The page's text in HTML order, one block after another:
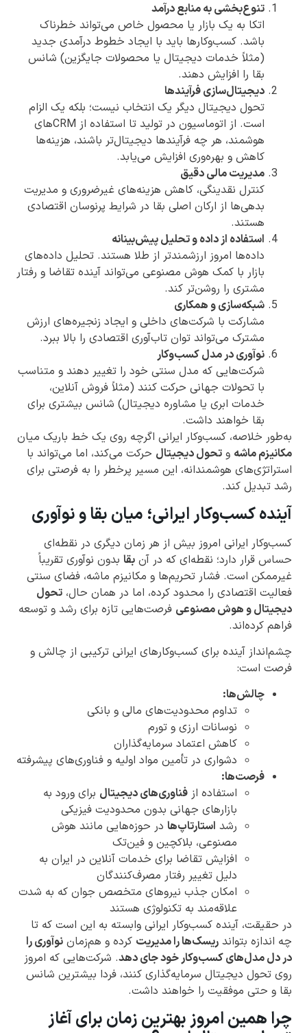
تنوع‌بخشی به منابع درآمد
اتکا به یک بازار یا محصول خاص می‌تواند خطرناک
باشد. کسب‌وکارها باید با ایجاد خطوط درآمدی جدید
(مثلاً خدمات دیجیتال یا محصولات جایگزین) شانس
بقا را افزایش دهند.
دیجیتال‌سازی فرآیندها
تحول دیجیتال دیگر یک انتخاب نیست؛ بلکه یک الزام
است. از اتوماسیون در تولید تا استفاده از CRMهای
هوشمند، هر چه فرآیندها دیجیتال‌تر باشند، هزینه‌ها
کاهش و بهره‌وری افزایش می‌یابد.
مدیریت مالی دقیق
کنترل نقدینگی، کاهش هزینه‌های غیرضروری و مدیریت
بدهی‌ها از ارکان اصلی بقا در شرایط پرنوسان اقتصادی
هستند.
استفاده از داده و تحلیل پیش‌بینانه
داده‌ها امروز ارزشمندتر از طلا هستند. تحلیل داده‌های
بازار با کمک هوش مصنوعی می‌تواند آینده تقاضا و رفتار
مشتری را روشن‌تر کند.
شبکه‌سازی و همکاری
مشارکت با شرکت‌های داخلی و ایجاد زنجیره‌های ارزش
مشترک می‌تواند توان تاب‌آوری اقتصادی را بالا ببرد.
نوآوری در مدل کسب‌وکار
شرکت‌هایی که مدل سنتی خود را تغییر دهند و متناسب
با تحولات جهانی حرکت کنند (مثلاً فروش آنلاین،
خدمات ابری یا مشاوره دیجیتال) شانس بیشتری برای
بقا خواهند داشت.
به‌طور خلاصه، کسب‌وکار ایرانی اگرچه روی یک خط باریک میان
مکانیزم ماشه و تحول دیجیتال حرکت می‌کند، اما می‌تواند با
استراتژی‌های هوشمندانه، این مسیر پرخطر را به فرصتی برای
رشد تبدیل کند.
آینده کسب‌وکار ایرانی؛ میان بقا و نوآوری
کسب‌وکار ایرانی امروز بیش از هر زمان دیگری در نقطه‌ای
حساس قرار دارد؛ نقطه‌ای که در آن بقا بدون نوآوری تقریباً
غیرممکن است. فشار تحریم‌ها و مکانیزم ماشه، فضای سنتی
فعالیت اقتصادی را محدود کرده، اما در همان حال، تحول
دیجیتال و هوش مصنوعی فرصت‌هایی تازه برای رشد و توسعه
فراهم کرده‌اند.
چشم‌انداز آینده برای کسب‌وکارهای ایرانی ترکیبی از چالش و
فرصت است:
چالش‌ها:
تداوم محدودیت‌های مالی و بانکی
نوسانات ارزی و تورم
کاهش اعتماد سرمایه‌گذاران
دشواری در تأمین مواد اولیه و فناوری‌های پیشرفته
فرصت‌ها:
استفاده از فناوری‌های دیجیتال برای ورود به
بازارهای جهانی بدون محدودیت فیزیکی
رشد استارتاپ‌ها در حوزه‌هایی مانند هوش
مصنوعی، بلاکچین و فین‌تک
افزایش تقاضا برای خدمات آنلاین در ایران به
دلیل تغییر رفتار مصرف‌کنندگان
امکان جذب نیروهای متخصص جوان که به شدت
علاقه‌مند به تکنولوژی هستند
در حقیقت، آینده کسب‌وکار ایرانی وابسته به این است که تا
چه اندازه بتواند ریسک‌ها را مدیریت کرده و هم‌زمان نوآوری را
در دل مدل‌های کسب‌وکار خود جای دهد. شرکت‌هایی که امروز
روی تحول دیجیتال سرمایه‌گذاری کنند، فردا بیشترین شانس
بقا و حتی موفقیت را خواهند داشت.
چرا همین امروز بهترین زمان برای آغاز